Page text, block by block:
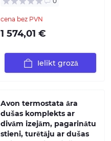
cena bez PVN
1 574,01 €
Ielikt grozā
Avon termostata āra
dušas komplekts ar
divām izejām, pagarinātu
stieni, turētāju ar dušas